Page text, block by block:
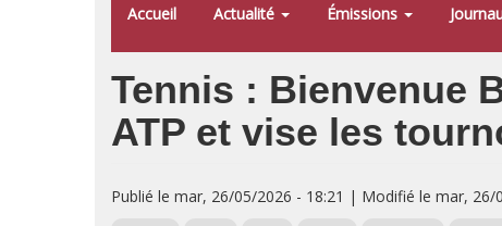
Accueil Actualité Émissions
Tennis : Bienvenue
ATP et vise les
Publié le mar, 26/05/2026 - 18:21 | Modifié le mar, 26/